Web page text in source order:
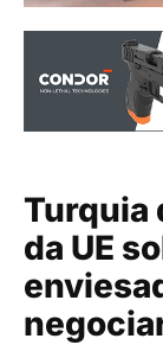
Turquia
da UE